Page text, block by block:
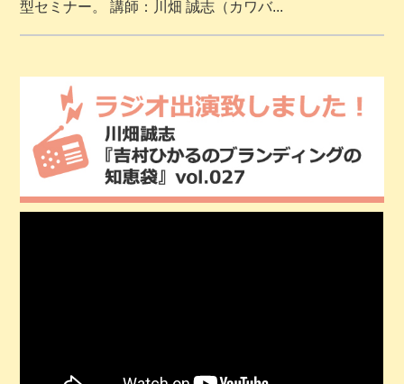
型セミナー。 講師：川畑 誠志（カワバ...